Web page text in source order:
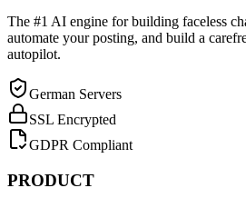
The #1 AI engine for building faceless
automate your posting, and build a
autopilot.
German Servers
SSL Encrypted
GDPR Compliant
PRODUCT